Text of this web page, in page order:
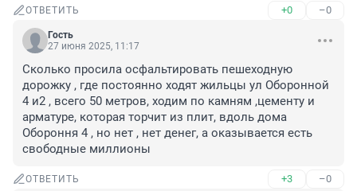
ОТВЕТИТЬ +0 –0
Гость
27 июня 2025, 11:17
Сколько просила осфальтировать пешеходную
дорожку , где постоянно ходят жильцы ул Оборонной
4 и2 , всего 50 метров, ходим по камням ,цементу и
арматуре, которая торчит из плит, вдоль дома
Обороння 4 , но нет , нет денег, а оказывается есть
свободные миллионы
ОТВЕТИТЬ +3 –0